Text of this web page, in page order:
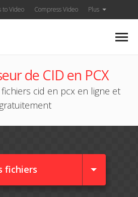
to Video Compress Video Plus
de CID en PCX
cid en pcx en ligne et
gratuitement
fichiers